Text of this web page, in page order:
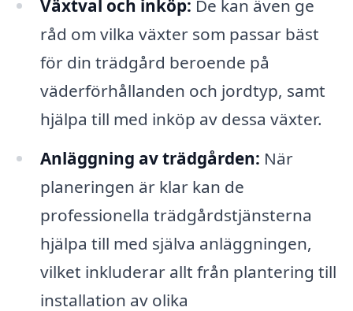
Växtval och inköp: De kan även ge
råd om vilka växter som passar bäst
för din trädgård beroende på
väderförhållanden och jordtyp, samt
hjälpa till med inköp av dessa växter.
Anläggning av trädgården: När
planeringen är klar kan de
professionella trädgårdstjänsterna
hjälpa till med själva anläggningen,
vilket inkluderar allt från plantering till
installation av olika